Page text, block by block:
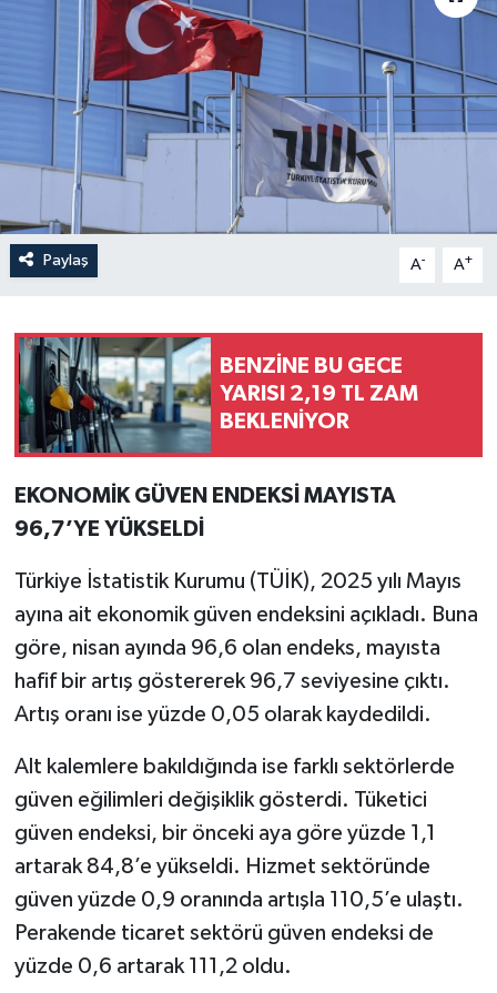
Paylaş A- A+
BENZİNE BU GECE
YARISI 2,19 TL ZAM
BEKLENİYOR
EKONOMİK GÜVEN ENDEKSİ MAYISTA
96,7’YE YÜKSELDİ
Türkiye İstatistik Kurumu (TÜİK), 2025 yılı Mayıs
ayına ait ekonomik güven endeksini açıkladı. Buna
göre, nisan ayında 96,6 olan endeks, mayısta
hafif bir artış göstererek 96,7 seviyesine çıktı.
Artış oranı ise yüzde 0,05 olarak kaydedildi.
Alt kalemlere bakıldığında ise farklı sektörlerde
güven eğilimleri değişiklik gösterdi. Tüketici
güven endeksi, bir önceki aya göre yüzde 1,1
artarak 84,8’e yükseldi. Hizmet sektöründe
güven yüzde 0,9 oranında artışla 110,5’e ulaştı.
Perakende ticaret sektörü güven endeksi de
yüzde 0,6 artarak 111,2 oldu.